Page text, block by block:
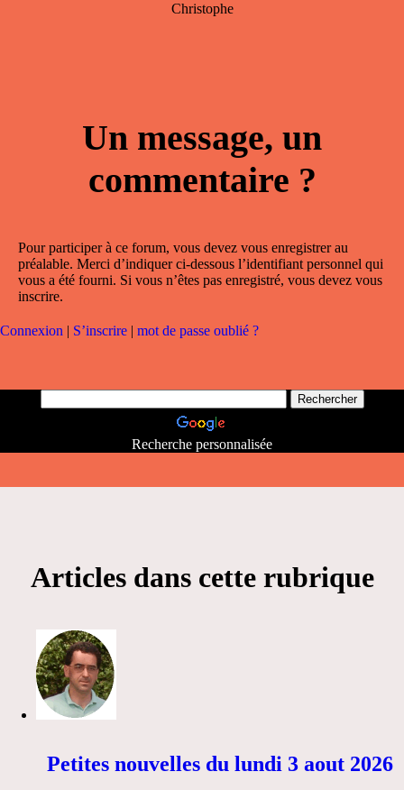
Christophe
Un message, un
commentaire ?
Pour participer à ce forum, vous devez vous enregistrer au
préalable. Merci d’indiquer ci-dessous l’identifiant personnel qui
vous a été fourni. Si vous n’êtes pas enregistré, vous devez vous
inscrire.
Connexion | S’inscrire | mot de passe oublié ?
Recherche personnalisée
Articles dans cette rubrique
Petites nouvelles du lundi 3 aout 2026